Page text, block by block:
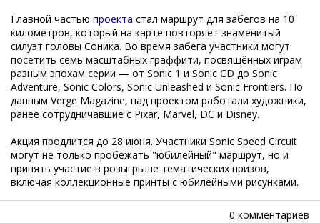
Главной частью проекта стал маршрут для забегов на 10
километров, который на карте повторяет знаменитый
силуэт головы Соника. Во время забега участники могут
посетить семь масштабных граффити, посвящённых играм
разным эпохам серии — от Sonic 1 и Sonic CD до Sonic
Adventure, Sonic Colors, Sonic Unleashed и Sonic Frontiers. По
данным Verge Magazine, над проектом работали художники,
ранее сотрудничавшие с Pixar, Marvel, DC и Disney.
Акция продлится до 28 июня. Участники Sonic Speed Circuit
могут не только пробежать "юбилейный" маршрут, но и
принять участие в розыгрыше тематических призов,
включая коллекционные принты с юбилейными рисунками.
0 комментариев